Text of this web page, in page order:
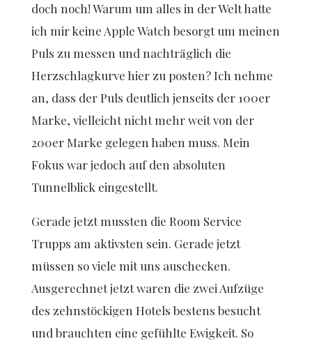
doch noch! Warum um alles in der Welt hatte
ich mir keine Apple Watch besorgt um meinen
Puls zu messen und nachträglich die
Herzschlagkurve hier zu posten? Ich nehme
an, dass der Puls deutlich jenseits der 100er
Marke, vielleicht nicht mehr weit von der
200er Marke gelegen haben muss. Mein
Fokus war jedoch auf den absoluten
Tunnelblick eingestellt.
Gerade jetzt mussten die Room Service
Trupps am aktivsten sein. Gerade jetzt
müssen so viele mit uns auschecken.
Ausgerechnet jetzt waren die zwei Aufzüge
des zehnstöckigen Hotels bestens besucht
und brauchten eine gefühlte Ewigkeit. So